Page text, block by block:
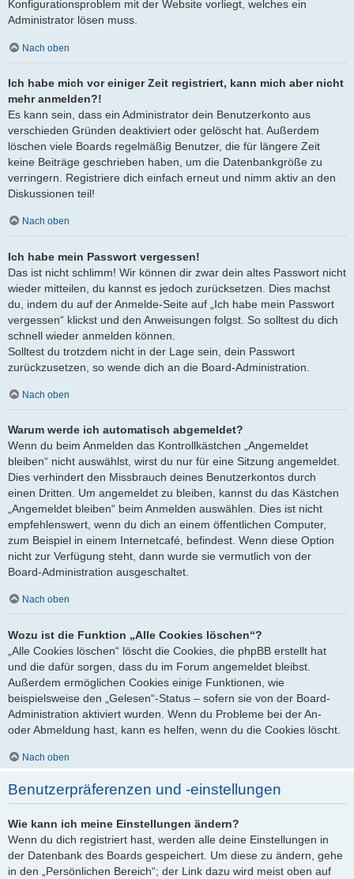
Konfigurationsproblem mit der Website vorliegt, welches ein
Administrator lösen muss.
Nach oben
Ich habe mich vor einiger Zeit registriert, kann mich aber nicht
mehr anmelden?!
Es kann sein, dass ein Administrator dein Benutzerkonto aus
verschieden Gründen deaktiviert oder gelöscht hat. Außerdem
löschen viele Boards regelmäßig Benutzer, die für längere Zeit
keine Beiträge geschrieben haben, um die Datenbankgröße zu
verringern. Registriere dich einfach erneut und nimm aktiv an den
Diskussionen teil!
Nach oben
Ich habe mein Passwort vergessen!
Das ist nicht schlimm! Wir können dir zwar dein altes Passwort nicht
wieder mitteilen, du kannst es jedoch zurücksetzen. Dies machst
du, indem du auf der Anmelde-Seite auf „Ich habe mein Passwort
vergessen“ klickst und den Anweisungen folgst. So solltest du dich
schnell wieder anmelden können.
Solltest du trotzdem nicht in der Lage sein, dein Passwort
zurückzusetzen, so wende dich an die Board-Administration.
Nach oben
Warum werde ich automatisch abgemeldet?
Wenn du beim Anmelden das Kontrollkästchen „Angemeldet
bleiben“ nicht auswählst, wirst du nur für eine Sitzung angemeldet.
Dies verhindert den Missbrauch deines Benutzerkontos durch
einen Dritten. Um angemeldet zu bleiben, kannst du das Kästchen
„Angemeldet bleiben“ beim Anmelden auswählen. Dies ist nicht
empfehlenswert, wenn du dich an einem öffentlichen Computer,
zum Beispiel in einem Internetcafé, befindest. Wenn diese Option
nicht zur Verfügung steht, dann wurde sie vermutlich von der
Board-Administration ausgeschaltet.
Nach oben
Wozu ist die Funktion „Alle Cookies löschen“?
„Alle Cookies löschen“ löscht die Cookies, die phpBB erstellt hat
und die dafür sorgen, dass du im Forum angemeldet bleibst.
Außerdem ermöglichen Cookies einige Funktionen, wie
beispielsweise den „Gelesen“-Status – sofern sie von der Board-
Administration aktiviert wurden. Wenn du Probleme bei der An-
oder Abmeldung hast, kann es helfen, wenn du die Cookies löscht.
Nach oben
Benutzerpräferenzen und -einstellungen
Wie kann ich meine Einstellungen ändern?
Wenn du dich registriert hast, werden alle deine Einstellungen in
der Datenbank des Boards gespeichert. Um diese zu ändern, gehe
in den „Persönlichen Bereich“; der Link dazu wird meist oben auf